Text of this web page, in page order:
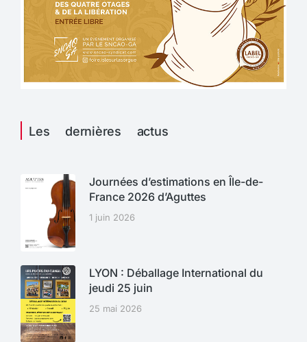
Les dernières actus
Journées d’estimations en Île-de-
France 2026 d’Aguttes
1 juin 2026
LYON : Déballage International du
jeudi 25 juin
25 mai 2026